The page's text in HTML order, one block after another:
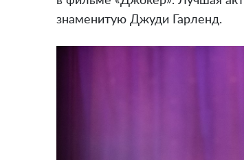
знаменитую Джуди Гарленд.